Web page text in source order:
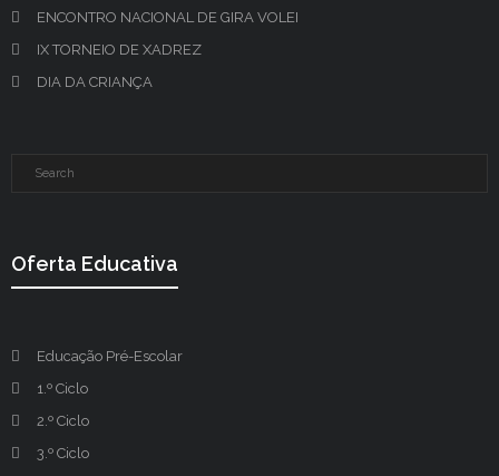
ENCONTRO NACIONAL DE GIRA VOLEI
IX TORNEIO DE XADREZ
DIA DA CRIANÇA
Oferta Educativa
Educação Pré-Escolar
1.º Ciclo
2.º Ciclo
3.º Ciclo